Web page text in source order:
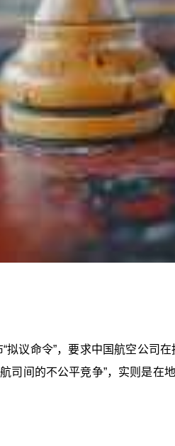
拟议命令”，要求中国航空公司
司间的不公平竞争”，实则是